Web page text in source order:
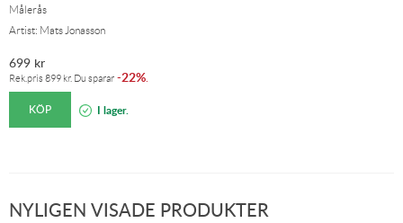
Målerås
Artist: Mats Jonasson
699 kr
Rek.pris 899 kr. Du sparar -22%
KÖP I lager.
NYLIGEN VISADE PRODUKTER